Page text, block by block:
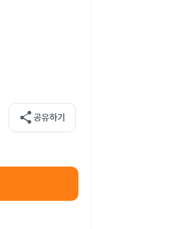
share 공유하기